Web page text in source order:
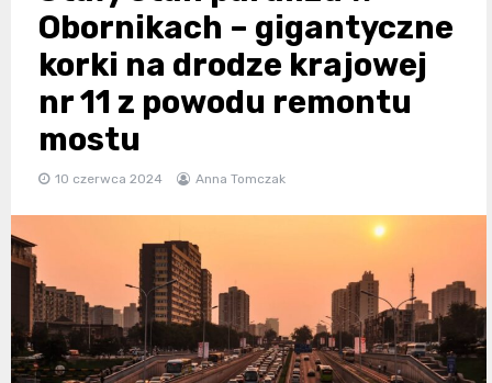
Obornikach – gigantyczne
korki na drodze krajowej
nr 11 z powodu remontu
mostu
10 czerwca 2024 Anna Tomczak